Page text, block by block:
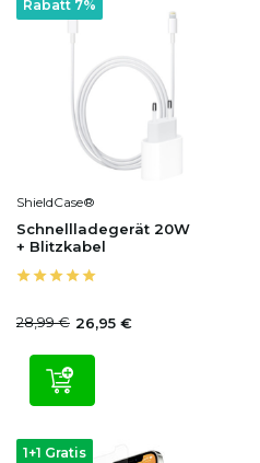
Rabatt 7%
ShieldCase®
Schnellladegerät 20W
+ Blitzkabel
28,99 € 26,95 €
1+1 Gratis